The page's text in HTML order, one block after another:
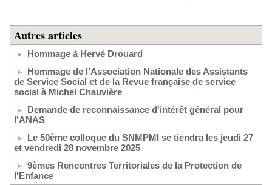
Autres articles
Hommage à Hervé Drouard
Hommage de l’Association Nationale des Assistants
de Service Social et de la Revue française de service
social à Michel Chauvière
Demande de reconnaissance d'intérêt général pour
l'ANAS
Le 50ème colloque du SNMPMI se tiendra les jeudi 27
et vendredi 28 novembre 2025
9èmes Rencontres Territoriales de la Protection de
l'Enfance